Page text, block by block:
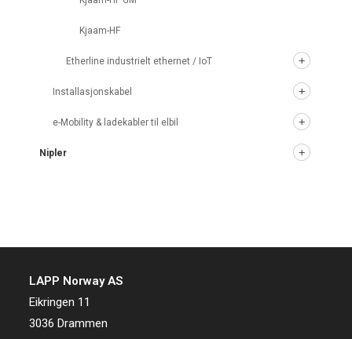
Kjaam-HF
Etherline industrielt ethernet / IoT
Installasjonskabel
e-Mobility & ladekabler til elbil
Nipler
LAPP Norway AS
Eikringen 11
3036 Drammen